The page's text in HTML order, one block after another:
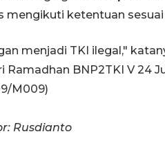
mengikuti ketentuan
menjadi TKI ilegal,"
Ramadhan BNP2TKI V 24
M009)
Rusdianto